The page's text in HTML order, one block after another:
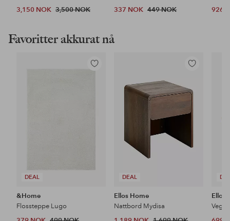
3,150 NOK 3,500 NOK
337 NOK 449 NOK 926
Favoritter akkurat nå
DEAL
Legg
&Home
Flossteppe Lugo
DEAL
Legg
favoritter
Ellos Home
Nattbord Mydisa
Ellos